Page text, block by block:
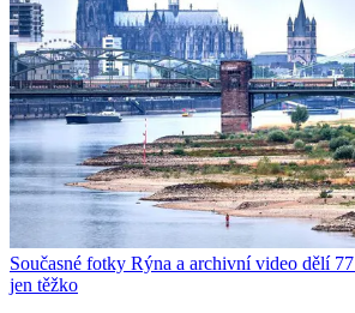
Současné fotky Rýna a archivní video dělí
jen těžko